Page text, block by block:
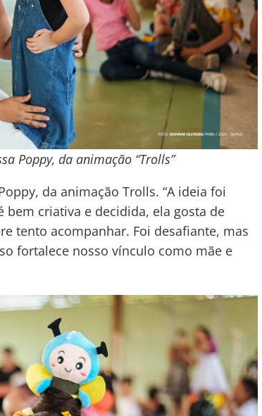
Poppy, da animação “Trolls”
da animação Trolls. “A ideia foi
criativa e decidida, ela gosta de
tento acompanhar. Foi desafiante, mas
fortalece nosso vínculo como mãe e